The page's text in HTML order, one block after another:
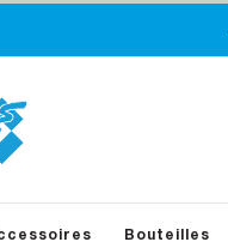
Bouteilles